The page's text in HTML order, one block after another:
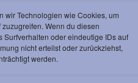
wir Technologien wie Cookies, um
Wenn du diesen
Surfverhalten oder eindeutige IDs auf
nicht erteilst oder zurückziehst,
werden.